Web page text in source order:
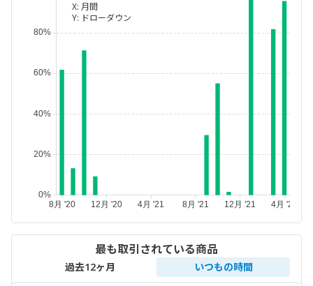
X: 月間
Y: ドローダウン
最も取引されている商品
過去12ヶ月 いつもの時間